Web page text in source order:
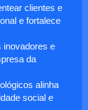
clientes e
e fortalece
inovadores e
da
alinha
social e